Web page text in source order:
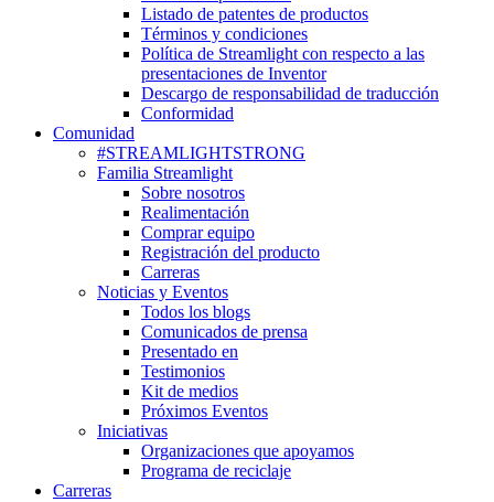
Listado de patentes de productos
Términos y condiciones
Política de Streamlight con respecto a las
presentaciones de Inventor
Descargo de responsabilidad de traducción
Conformidad
Comunidad
#STREAMLIGHTSTRONG
Familia Streamlight
Sobre nosotros
Realimentación
Comprar equipo
Registración del producto
Carreras
Noticias y Eventos
Todos los blogs
Comunicados de prensa
Presentado en
Testimonios
Kit de medios
Próximos Eventos
Iniciativas
Organizaciones que apoyamos
Programa de reciclaje
Carreras